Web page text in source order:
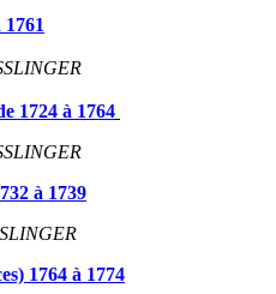
1724 à 1764
à 1739
1764 à 1774